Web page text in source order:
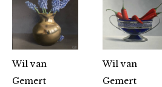
Wil van
Gemert
Wil van
Gemert